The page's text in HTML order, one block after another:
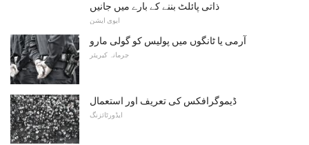
ذاتی پائلٹ بننے کے بارے میں جانیں
ایوی ایشن
آرمی یا ٹانگوں میں پولیس کو گولی مارو
جرمانہ کیریئر
ڈیموگرافکس کی تعریف اور استعمال
ایڈورٹائزنگ